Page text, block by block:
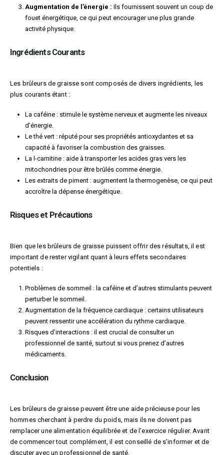
Augmentation de l’énergie : Ils fournissent souvent un coup de
fouet énergétique, ce qui peut encourager une plus grande
activité physique.
Ingrédients Courants
Les brûleurs de graisse sont composés de divers ingrédients, les
plus courants étant :
La caféine : stimule le système nerveux et augmente les niveaux
d’énergie.
Le thé vert : réputé pour ses propriétés antioxydantes et sa
capacité à favoriser la combustion des graisses.
La l-carnitine : aide à transporter les acides gras vers les
mitochondries pour être brûlés comme énergie.
Les extraits de piment : augmentent la thermogenèse, ce qui peut
accroître la dépense énergétique.
Risques et Précautions
Bien que les brûleurs de graisse puissent offrir des résultats, il est
important de rester vigilant quant à leurs effets secondaires
potentiels :
Problèmes de sommeil : la caféine et d’autres stimulants peuvent
perturber le sommeil.
Augmentation de la fréquence cardiaque : certains utilisateurs
peuvent ressentir une accélération du rythme cardiaque.
Risques d’interactions : il est crucial de consulter un
professionnel de santé, surtout si vous prenez d’autres
médicaments.
Conclusion
Les brûleurs de graisse peuvent être une aide précieuse pour les
hommes cherchant à perdre du poids, mais ils ne doivent pas
remplacer une alimentation équilibrée et de l’exercice régulier. Avant
de commencer tout complément, il est conseillé de s’informer et de
discuter avec un professionnel de santé.